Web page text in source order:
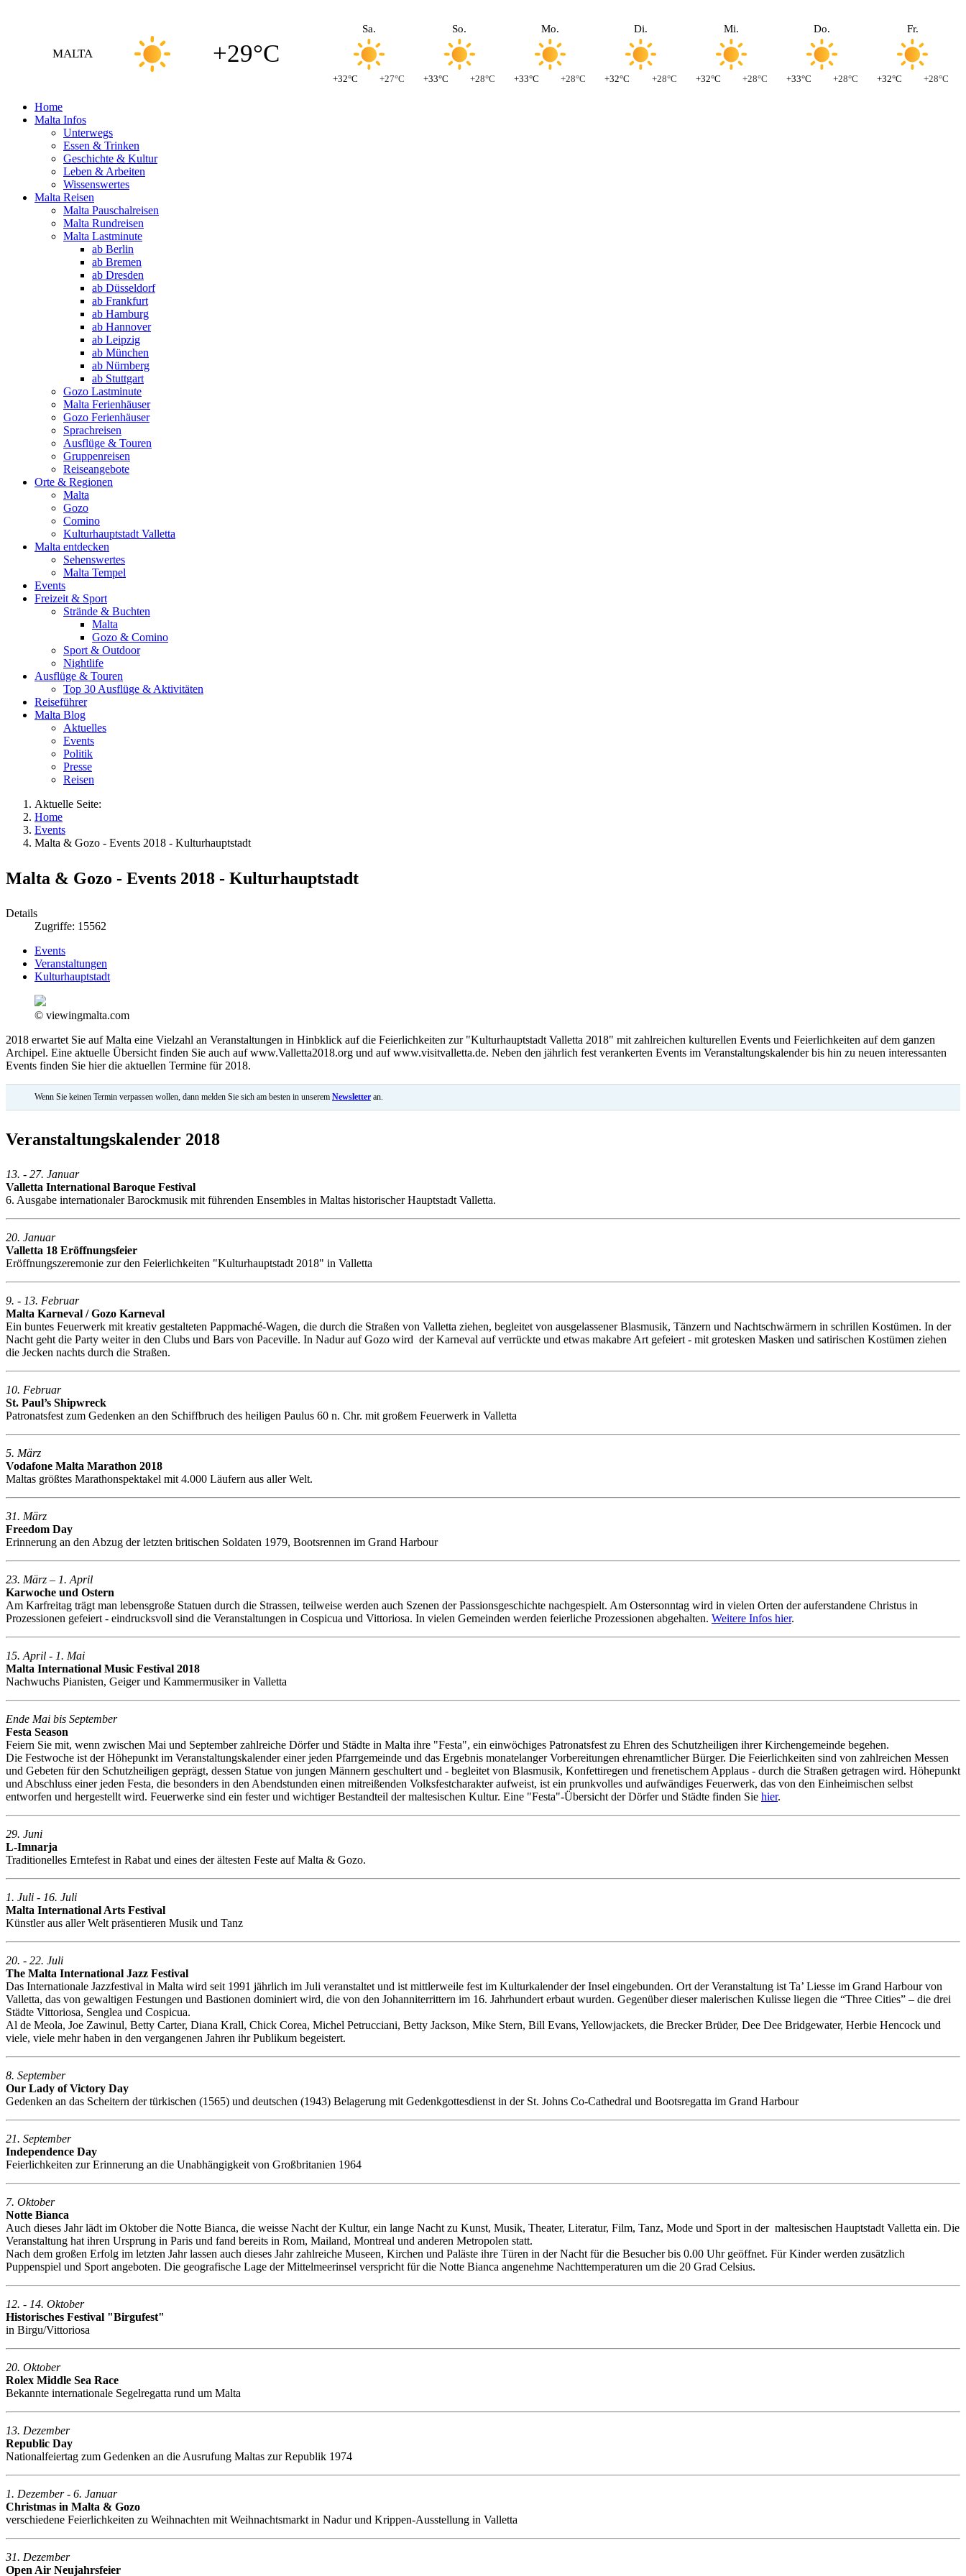
MALTA +29°C
Sa.
+32°C +27°C
So.
+33°C +28°C
Mo.
+33°C +28°C
Di.
+32°C +28°C
Mi.
+32°C +28°C
Do.
+33°C +28°C
Fr.
+32°C +28°C
Home
Malta Infos
Unterwegs
Essen & Trinken
Geschichte & Kultur
Leben & Arbeiten
Wissenswertes
Malta Reisen
Malta Pauschalreisen
Malta Rundreisen
Malta Lastminute
ab Berlin
ab Bremen
ab Dresden
ab Düsseldorf
ab Frankfurt
ab Hamburg
ab Hannover
ab Leipzig
ab München
ab Nürnberg
ab Stuttgart
Gozo Lastminute
Malta Ferienhäuser
Gozo Ferienhäuser
Sprachreisen
Ausflüge & Touren
Gruppenreisen
Reiseangebote
Orte & Regionen
Malta
Gozo
Comino
Kulturhauptstadt Valletta
Malta entdecken
Sehenswertes
Malta Tempel
Events
Freizeit & Sport
Strände & Buchten
Malta
Gozo & Comino
Sport & Outdoor
Nightlife
Ausflüge & Touren
Top 30 Ausflüge & Aktivitäten
Reiseführer
Malta Blog
Aktuelles
Events
Politik
Presse
Reisen
Aktuelle Seite:
Home
Events
Malta & Gozo - Events 2018 - Kulturhauptstadt
Malta & Gozo - Events 2018 - Kulturhauptstadt
Details
Zugriffe: 15562
Events
Veranstaltungen
Kulturhauptstadt
© viewingmalta.com
2018 erwartet Sie auf Malta eine Vielzahl an Veranstaltungen in Hinbklick auf die Feierlichkeiten zur "Kulturhauptstadt Valletta 2018" mit zahlreichen kulturellen Events und Feierlichkeiten auf dem ganzen
Archipel. Eine aktuelle Übersicht finden Sie auch auf www.Valletta2018.org und auf www.visitvalletta.de. Neben den jährlich fest verankerten Events im Veranstaltungskalender bis hin zu neuen interessanten
Events finden Sie hier die aktuellen Termine für 2018.
Wenn Sie keinen Termin verpassen wollen, dann melden Sie sich am besten in unserem Newsletter an.
Veranstaltungskalender 2018
13. - 27. Januar
Valletta International Baroque Festival
6. Ausgabe internationaler Barockmusik mit führenden Ensembles in Maltas historischer Hauptstadt Valletta.
20. Januar
Valletta 18 Eröffnungsfeier
Eröffnungszeremonie zur den Feierlichkeiten "Kulturhauptstadt 2018" in Valletta
9. - 13. Februar
Malta Karneval / Gozo Karneval
Ein buntes Feuerwerk mit kreativ gestalteten Pappmaché-Wagen, die durch die Straßen von Valletta ziehen, begleitet von ausgelassener Blasmusik, Tänzern und Nachtschwärmern in schrillen Kostümen. In der
Nacht geht die Party weiter in den Clubs und Bars von Paceville. In Nadur auf Gozo wird der Karneval auf verrückte und etwas makabre Art gefeiert - mit grotesken Masken und satirischen Kostümen ziehen
die Jecken nachts durch die Straßen.
10. Februar
St. Paul’s Shipwreck
Patronatsfest zum Gedenken an den Schiffbruch des heiligen Paulus 60 n. Chr. mit großem Feuerwerk in Valletta
5. März
Vodafone Malta Marathon 2018
Maltas größtes Marathonspektakel mit 4.000 Läufern aus aller Welt.
31. März
Freedom Day
Erinnerung an den Abzug der letzten britischen Soldaten 1979, Bootsrennen im Grand Harbour
23. März – 1. April
Karwoche und Ostern
Am Karfreitag trägt man lebensgroße Statuen durch die Strassen, teilweise werden auch Szenen der Passionsgeschichte nachgespielt. Am Ostersonntag wird in vielen Orten der auferstandene Christus in
Prozessionen gefeiert - eindrucksvoll sind die Veranstaltungen in Cospicua und Vittoriosa. In vielen Gemeinden werden feierliche Prozessionen abgehalten. Weitere Infos hier.
15. April - 1. Mai
Malta International Music Festival 2018
Nachwuchs Pianisten, Geiger und Kammermusiker in Valletta
Ende Mai bis September
Festa Season
Feiern Sie mit, wenn zwischen Mai und September zahlreiche Dörfer und Städte in Malta ihre "Festa", ein einwöchiges Patronatsfest zu Ehren des Schutzheiligen ihrer Kirchengemeinde begehen.
Die Festwoche ist der Höhepunkt im Veranstaltungskalender einer jeden Pfarrgemeinde und das Ergebnis monatelanger Vorbereitungen ehrenamtlicher Bürger. Die Feierlichkeiten sind von zahlreichen Messen
und Gebeten für den Schutzheiligen geprägt, dessen Statue von jungen Männern geschultert und - begleitet von Blasmusik, Konfettiregen und frenetischem Applaus - durch die Straßen getragen wird. Höhepunkt
und Abschluss einer jeden Festa, die besonders in den Abendstunden einen mitreißenden Volksfestcharakter aufweist, ist ein prunkvolles und aufwändiges Feuerwerk, das von den Einheimischen selbst
entworfen und hergestellt wird. Feuerwerke sind ein fester und wichtiger Bestandteil der maltesischen Kultur. Eine "Festa"-Übersicht der Dörfer und Städte finden Sie hier.
29. Juni
L-Imnarja
Traditionelles Erntefest in Rabat und eines der ältesten Feste auf Malta & Gozo.
1. Juli - 16. Juli
Malta International Arts Festival
Künstler aus aller Welt präsentieren Musik und Tanz
20. - 22. Juli
The Malta International Jazz Festival
Das Internationale Jazzfestival in Malta wird seit 1991 jährlich im Juli veranstaltet und ist mittlerweile fest im Kulturkalender der Insel eingebunden. Ort der Veranstaltung ist Ta’ Liesse im Grand Harbour von
Valletta, das von gewaltigen Festungen und Bastionen dominiert wird, die von den Johanniterrittern im 16. Jahrhundert erbaut wurden. Gegenüber dieser malerischen Kulisse liegen die “Three Cities” – die drei
Städte Vittoriosa, Senglea und Cospicua.
Al de Meola, Joe Zawinul, Betty Carter, Diana Krall, Chick Corea, Michel Petrucciani, Betty Jackson, Mike Stern, Bill Evans, Yellowjackets, die Brecker Brüder, Dee Dee Bridgewater, Herbie Hencock und
viele, viele mehr haben in den vergangenen Jahren ihr Publikum begeistert.
8. September
Our Lady of Victory Day
Gedenken an das Scheitern der türkischen (1565) und deutschen (1943) Belagerung mit Gedenkgottesdienst in der St. Johns Co-Cathedral und Bootsregatta im Grand Harbour
21. September
Independence Day
Feierlichkeiten zur Erinnerung an die Unabhängigkeit von Großbritanien 1964
7. Oktober
Notte Bianca
Auch dieses Jahr lädt im Oktober die Notte Bianca, die weisse Nacht der Kultur, ein lange Nacht zu Kunst, Musik, Theater, Literatur, Film, Tanz, Mode und Sport in der maltesischen Hauptstadt Valletta ein. Die
Veranstaltung hat ihren Ursprung in Paris und fand bereits in Rom, Mailand, Montreal und anderen Metropolen statt.
Nach dem großen Erfolg im letzten Jahr lassen auch dieses Jahr zahlreiche Museen, Kirchen und Paläste ihre Türen in der Nacht für die Besucher bis 0.00 Uhr geöffnet. Für Kinder werden zusätzlich
Puppenspiel und Sport angeboten. Die geografische Lage der Mittelmeerinsel verspricht für die Notte Bianca angenehme Nachttemperaturen um die 20 Grad Celsius.
12. - 14. Oktober
Historisches Festival "Birgufest"
in Birgu/Vittoriosa
20. Oktober
Rolex Middle Sea Race
Bekannte internationale Segelregatta rund um Malta
13. Dezember
Republic Day
Nationalfeiertag zum Gedenken an die Ausrufung Maltas zur Republik 1974
1. Dezember - 6. Januar
Christmas in Malta & Gozo
verschiedene Feierlichkeiten zu Weihnachten mit Weihnachtsmarkt in Nadur und Krippen-Ausstellung in Valletta
31. Dezember
Open Air Neujahrsfeier